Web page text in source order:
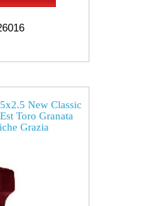
New Classic
Toro Granata
Grazia